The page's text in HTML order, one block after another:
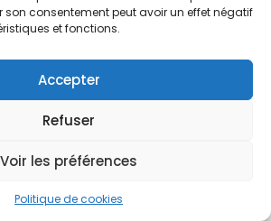
son consentement peut avoir un effet négatif
et fonctions.
Accepter
Refuser
Voir les préférences
Politique de cookies